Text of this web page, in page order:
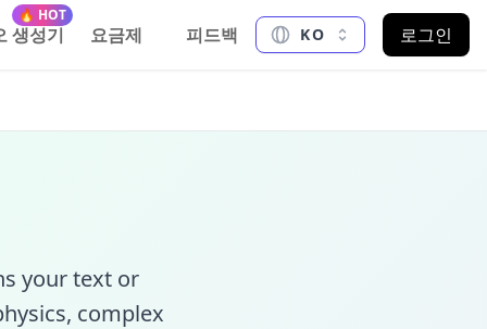
🔥 HOT
생성기 요금제 피드백 KO 로그인
your text or
complex